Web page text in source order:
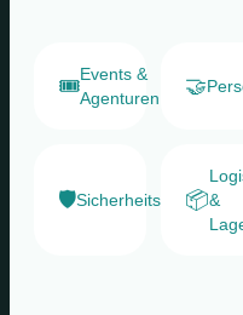
🎟️Events &
Agenturen
🤝
🛡️Sicherheitsdienste
📦&